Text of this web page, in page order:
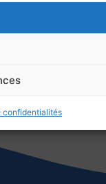
confidentialités